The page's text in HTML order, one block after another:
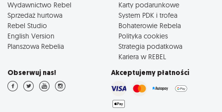
Wydawnictwo Rebel
Sprzedaż hurtowa
Rebel Studio
English Version
Planszowa Rebelia
Karty podarunkowe
System PDK i trofea
Bohaterowie Rebela
Polityka cookies
Strategia podatkowa
Kariera w REBEL
Obserwuj nas! Akceptujemy płatności